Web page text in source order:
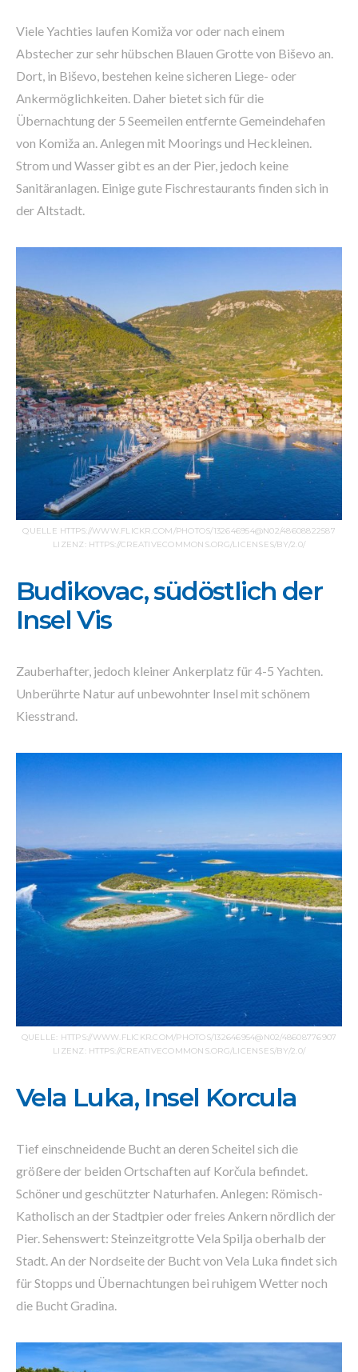
Viele Yachties laufen Komiža vor oder nach einem
Abstecher zur sehr hübschen Blauen Grotte von Biševo an.
Dort, in Biševo, bestehen keine sicheren Liege- oder
Ankermöglichkeiten. Daher bietet sich für die
Übernachtung der 5 Seemeilen entfernte Gemeindehafen
von Komiža an. Anlegen mit Moorings und Heckleinen.
Strom und Wasser gibt es an der Pier, jedoch keine
Sanitäranlagen. Einige gute Fischrestaurants finden sich in
der Altstadt.
QUELLE HTTPS://WWW.FLICKR.COM/PHOTOS/132646954@N02/48608822587
LIZENZ: HTTPS://CREATIVECOMMONS.ORG/LICENSES/BY/2.0/
Budikovac, südöstlich der
Insel Vis
Zauberhafter, jedoch kleiner Ankerplatz für 4-5 Yachten.
Unberührte Natur auf unbewohnter Insel mit schönem
Kiesstrand.
QUELLE: HTTPS://WWW.FLICKR.COM/PHOTOS/132646954@N02/48608776907
LIZENZ: HTTPS://CREATIVECOMMONS.ORG/LICENSES/BY/2.0/
Vela Luka, Insel Korcula
Tief einschneidende Bucht an deren Scheitel sich die
größere der beiden Ortschaften auf Korčula befindet.
Schöner und geschützter Naturhafen. Anlegen: Römisch-
Katholisch an der Stadtpier oder freies Ankern nördlich der
Pier. Sehenswert: Steinzeitgrotte Vela Spilja oberhalb der
Stadt. An der Nordseite der Bucht von Vela Luka findet sich
für Stopps und Übernachtungen bei ruhigem Wetter noch
die Bucht Gradina.